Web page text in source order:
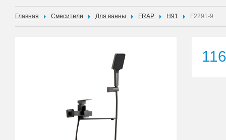
Главная Смесители Для ванны FRAP H91 F2291-9